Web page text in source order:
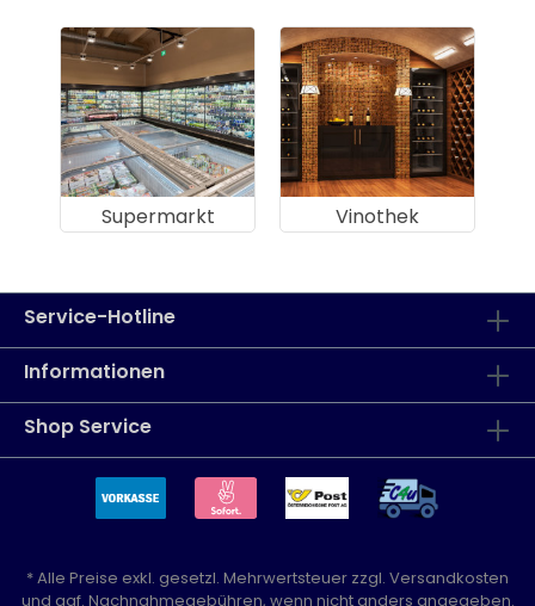
Supermarkt Vinothek
Service-Hotline
Informationen
Shop Service
* Alle Preise exkl. gesetzl. Mehrwertsteuer zzgl. Versandkosten
und ggf. Nachnahmegebühren, wenn nicht anders angegeben.